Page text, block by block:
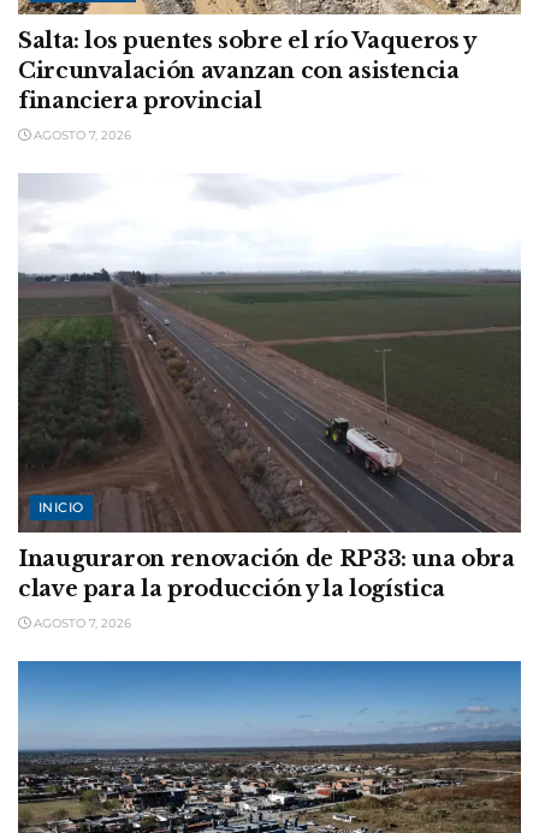
Salta: los puentes sobre el río Vaqueros y
Circunvalación avanzan con asistencia
financiera provincial
AGOSTO 7, 2026
INICIO
Inauguraron renovación de RP33: una obra
clave para la producción y la logística
AGOSTO 7, 2026